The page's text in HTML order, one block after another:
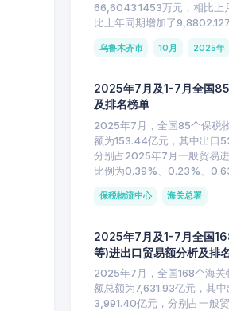
66,6043.1453万元，相比上
比上年同期增加了
乌鲁木齐市 10月 2025年
2025年7月及1-7月全国
及排名榜单
2025年7月，全国85个保税
额为153.44亿元，其中出口
分别占2025年7月一般贸易
比例为0.39%、0.23%、
保税物流中心 海关总署
2025年7月及1-7月全国
等)进出口贸易额分析及排
2025年7月，全国168个海
额总额为7,631.93亿元，其
3,991.40亿元，分别占一般